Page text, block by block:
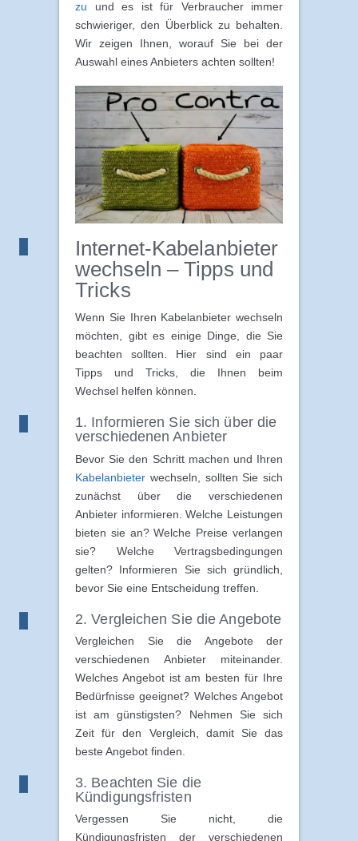
zu und es ist für Verbraucher immer
schwieriger, den Überblick zu behalten.
Wir zeigen Ihnen, worauf Sie bei der
Auswahl eines Anbieters achten sollten!
Internet-Kabelanbieter
wechseln – Tipps und
Tricks
Wenn Sie Ihren Kabelanbieter wechseln
möchten, gibt es einige Dinge, die Sie
beachten sollten. Hier sind ein paar
Tipps und Tricks, die Ihnen beim
Wechsel helfen können.
1. Informieren Sie sich über die
verschiedenen Anbieter
Bevor Sie den Schritt machen und Ihren
Kabelanbieter wechseln, sollten Sie sich
zunächst über die verschiedenen
Anbieter informieren. Welche Leistungen
bieten sie an? Welche Preise verlangen
sie? Welche Vertragsbedingungen
gelten? Informieren Sie sich gründlich,
bevor Sie eine Entscheidung treffen.
2. Vergleichen Sie die Angebote
Vergleichen Sie die Angebote der
verschiedenen Anbieter miteinander.
Welches Angebot ist am besten für Ihre
Bedürfnisse geeignet? Welches Angebot
ist am günstigsten? Nehmen Sie sich
Zeit für den Vergleich, damit Sie das
beste Angebot finden.
3. Beachten Sie die
Kündigungsfristen
Vergessen Sie nicht, die
Kündigungsfristen der verschiedenen